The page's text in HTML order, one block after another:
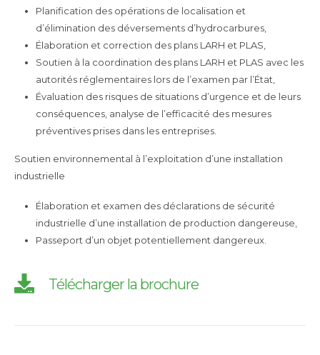
Planification des opérations de localisation et
d’élimination des déversements d’hydrocarbures,
Élaboration et correction des plans LARH et PLAS,
Soutien à la coordination des plans LARH et PLAS avec les
autorités réglementaires lors de l’examen par l’État,
Évaluation des risques de situations d’urgence et de leurs
conséquences, analyse de l’efficacité des mesures
préventives prises dans les entreprises.
Soutien environnemental à l’exploitation d’une installation
industrielle
Élaboration et examen des déclarations de sécurité
industrielle d’une installation de production dangereuse,
Passeport d’un objet potentiellement dangereux.
Télécharger la brochure